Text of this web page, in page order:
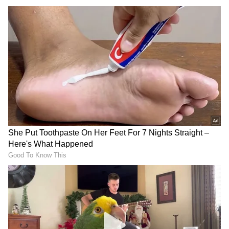
22 ಕ್ಯಾರೆಟ್ ಆಭರಣ ಚಿನ್ನದ ಬೆಲೆ - ರೂ. 44,480
24 ಕ್ಯಾರೆಟ್ ಬಂಗಾರದ ಬೆಲೆ (ಅಪರಂಜಿ) - ರೂ. 48,520
RECOMMENDED STORIES
ಬಿಸಿನೆಸ್ ಶುರು ಮಾಡೋ ಮುನ್ನ
1917ರಲ್ಲಿ ಬ್ರಿಟಿಷರಿಗೆ 35 ಸಾವಿರ